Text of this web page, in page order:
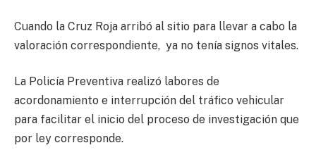
Cuando la Cruz Roja arribó al sitio para llevar a cabo la
valoración correspondiente, ya no tenía signos vitales.
La Policía Preventiva realizó labores de
acordonamiento e interrupción del tráfico vehicular
para facilitar el inicio del proceso de investigación que
por ley corresponde.